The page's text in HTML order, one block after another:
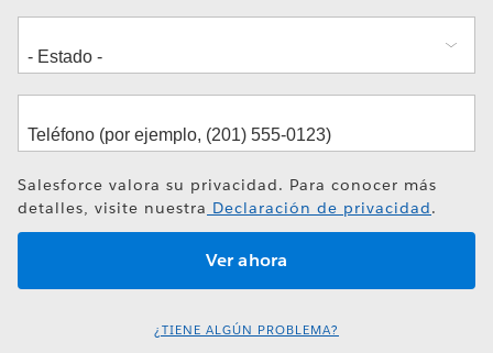
Salesforce valora su privacidad. Para conocer más
detalles, visite nuestra Declaración de privacidad.
¿TIENE ALGÚN PROBLEMA?